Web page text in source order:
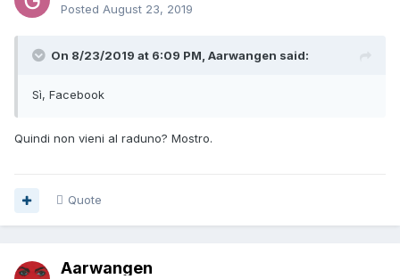
Posted August 23, 2019
On 8/23/2019 at 6:09 PM, Aarwangen said:
Sì, Facebook
Quindi non vieni al raduno? Mostro.
Quote
Aarwangen